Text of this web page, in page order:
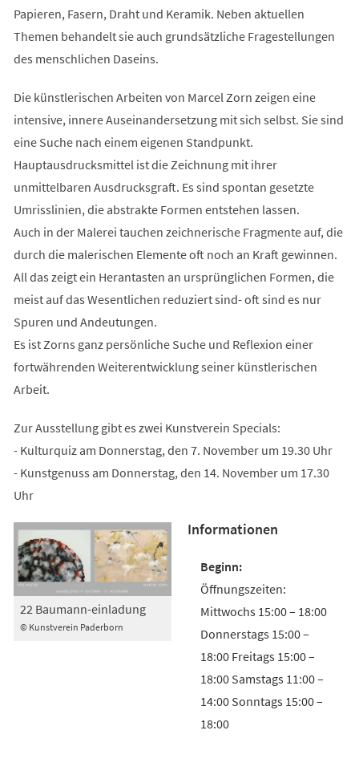
Papieren, Fasern, Draht und Keramik. Neben aktuellen
Themen behandelt sie auch grundsätzliche Fragestellungen
des menschlichen Daseins.
Die künstlerischen Arbeiten von Marcel Zorn zeigen eine
intensive, innere Auseinandersetzung mit sich selbst. Sie sind
eine Suche nach einem eigenen Standpunkt.
Hauptausdrucksmittel ist die Zeichnung mit ihrer
unmittelbaren Ausdrucksgraft. Es sind spontan gesetzte
Umrisslinien, die abstrakte Formen entstehen lassen.
Auch in der Malerei tauchen zeichnerische Fragmente auf, die
durch die malerischen Elemente oft noch an Kraft gewinnen.
All das zeigt ein Herantasten an ursprünglichen Formen, die
meist auf das Wesentlichen reduziert sind- oft sind es nur
Spuren und Andeutungen.
Es ist Zorns ganz persönliche Suche und Reflexion einer
fortwährenden Weiterentwicklung seiner künstlerischen
Arbeit.
Zur Ausstellung gibt es zwei Kunstverein Specials:
- Kulturquiz am Donnerstag, den 7. November um 19.30 Uhr
- Kunstgenuss am Donnerstag, den 14. November um 17.30
Uhr
© Kunstverein Paderborn
22 Baumann-einladung
Informationen
Öffnungszeiten:
Mittwochs 15:00 – 18:00
Donnerstags 15:00 –
18:00 Freitags 15:00 –
18:00 Samstags 11:00 –
14:00 Sonntags 15:00 –
18:00